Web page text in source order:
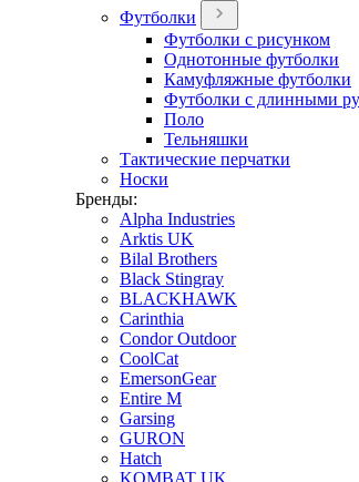
Футболки
Футболки с рисунком
Однотонные футболки
Камуфляжные футболки
Футболки с длинными
Поло
Тельняшки
Тактические перчатки
Носки
Бренды:
Alpha Industries
Arktis UK
Bilal Brothers
Black Stingray
BLACKHAWK
Carinthia
Condor Outdoor
CoolCat
EmersonGear
Entire M
Garsing
GURON
Hatch
KOMBAT UK